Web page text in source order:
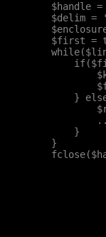
$handle =
$delim =
$first =
}
        }
    }